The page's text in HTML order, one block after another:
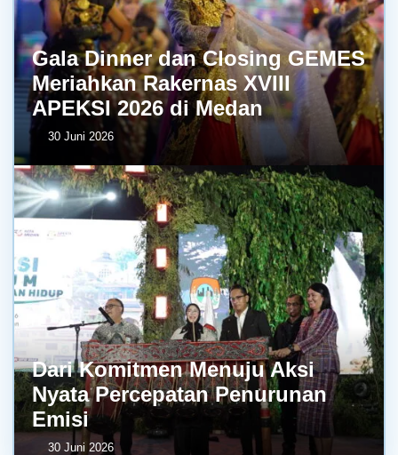
Gala Dinner dan Closing GEMES
Meriahkan Rakernas XVIII
APEKSI 2026 di Medan
30 Juni 2026
Dari Komitmen Menuju Aksi
Nyata Percepatan Penurunan
Emisi
30 Juni 2026